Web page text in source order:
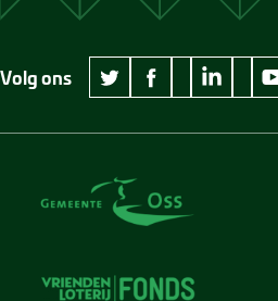
Volg ons
twitter Museum Jan
facebook
wikipedia
linkedin